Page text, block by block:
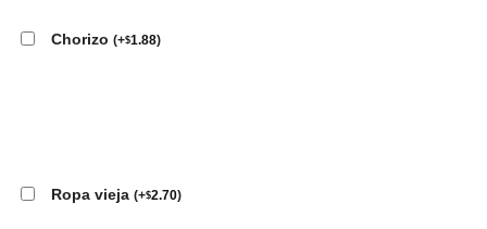
Chorizo (+$1.88)
Ropa vieja (+$2.70)